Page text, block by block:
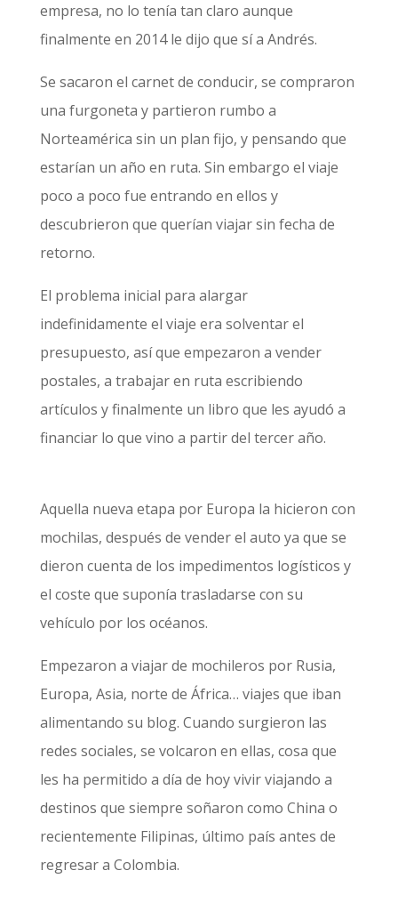
empresa, no lo tenía tan claro aunque
finalmente en 2014 le dijo que sí a Andrés.
Se sacaron el carnet de conducir, se compraron
una furgoneta y partieron rumbo a
Norteamérica sin un plan fijo, y pensando que
estarían un año en ruta. Sin embargo el viaje
poco a poco fue entrando en ellos y
descubrieron que querían viajar sin fecha de
retorno.
El problema inicial para alargar
indefinidamente el viaje era solventar el
presupuesto, así que empezaron a vender
postales, a trabajar en ruta escribiendo
artículos y finalmente un libro que les ayudó a
financiar lo que vino a partir del tercer año.
Aquella nueva etapa por Europa la hicieron con
mochilas, después de vender el auto ya que se
dieron cuenta de los impedimentos logísticos y
el coste que suponía trasladarse con su
vehículo por los océanos.
Empezaron a viajar de mochileros por Rusia,
Europa, Asia, norte de África… viajes que iban
alimentando su blog. Cuando surgieron las
redes sociales, se volcaron en ellas, cosa que
les ha permitido a día de hoy vivir viajando a
destinos que siempre soñaron como China o
recientemente Filipinas, último país antes de
regresar a Colombia.